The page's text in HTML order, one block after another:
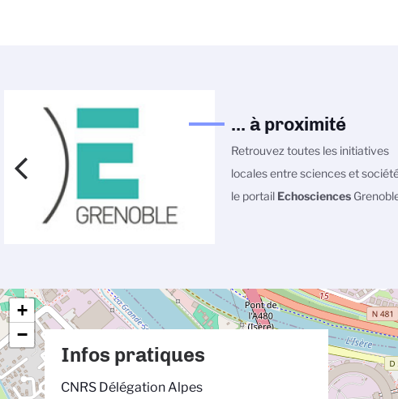
... à proximité
Retrouvez toutes les initiatives
locales entre sciences et
le portail Echosciences
+
−
Infos pratiques
CNRS Délégation Alpes